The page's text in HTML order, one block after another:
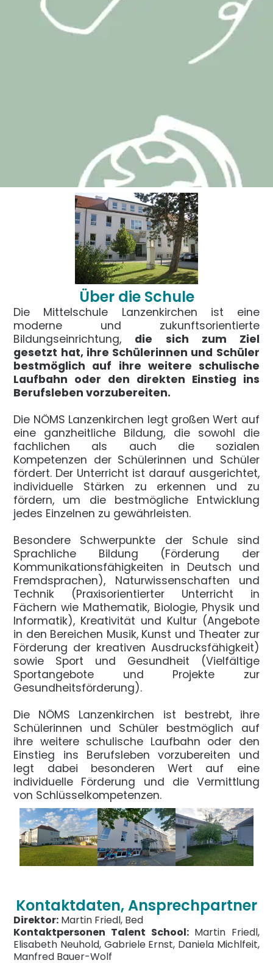
Über die Schule
Die Mittelschule Lanzenkirchen ist eine
moderne und zukunftsorientierte
Bildungseinrichtung, die sich zum Ziel
gesetzt hat, ihre Schülerinnen und Schüler
bestmöglich auf ihre weitere schulische
Laufbahn oder den direkten Einstieg ins
Berufsleben vorzubereiten.
Die NÖMS Lanzenkirchen legt großen Wert auf
eine ganzheitliche Bildung, die sowohl die
fachlichen als auch die sozialen
Kompetenzen der Schülerinnen und Schüler
fördert. Der Unterricht ist darauf ausgerichtet,
individuelle Stärken zu erkennen und zu
fördern, um die bestmögliche Entwicklung
jedes Einzelnen zu gewährleisten.
Besondere Schwerpunkte der Schule sind
Sprachliche Bildung (Förderung der
Kommunikationsfähigkeiten in Deutsch und
Fremdsprachen), Naturwissenschaften und
Technik (Praxisorientierter Unterricht in
Fächern wie Mathematik, Biologie, Physik und
Informatik), Kreativität und Kultur (Angebote
in den Bereichen Musik, Kunst und Theater zur
Förderung der kreativen Ausdrucksfähigkeit)
sowie Sport und Gesundheit (Vielfältige
Sportangebote und Projekte zur
Gesundheitsförderung).
Die NÖMS Lanzenkirchen ist bestrebt, ihre
Schülerinnen und Schüler bestmöglich auf
ihre weitere schulische Laufbahn oder den
Einstieg ins Berufsleben vorzubereiten und
legt dabei besonderen Wert auf eine
individuelle Förderung und die Vermittlung
von Schlüsselkompetenzen.
Kontaktdaten, Ansprechpartner
Direktor: Martin Friedl, Bed
Kontaktpersonen Talent School:Martin Friedl,
Elisabeth Neuhold, Gabriele Ernst, Daniela Michlfeit,
Manfred Bauer-Wolf